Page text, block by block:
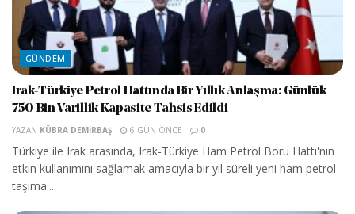
GÜNDEM
Irak-Türkiye Petrol Hattında Bir Yıllık Anlaşma: Günlük
750 Bin Varillik Kapasite Tahsis Edildi
YAZAN KÜBRA DEMIRBAŞ 6 GÜN ÖNCE 0
Türkiye ile Irak arasında, Irak-Türkiye Ham Petrol Boru Hattı'nın
etkin kullanımını sağlamak amacıyla bir yıl süreli yeni ham petrol
taşıma...